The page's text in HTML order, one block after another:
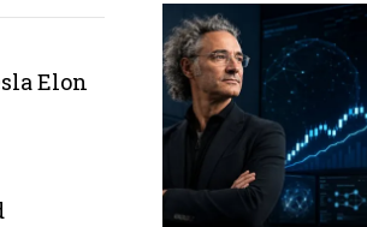
Elon